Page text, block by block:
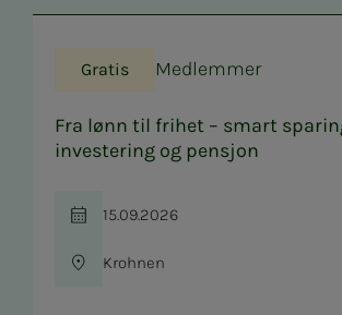
Gratis Medlemmer
Fra lønn til frihet – smart
investering og pensjon
Tid
15.09.2026
Sted
Krohnen